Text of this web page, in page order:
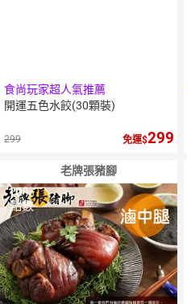
食尚玩家超人氣推薦
開運五色水餃(30顆裝)
299 免運 299
老牌張豬腳
10％
點數